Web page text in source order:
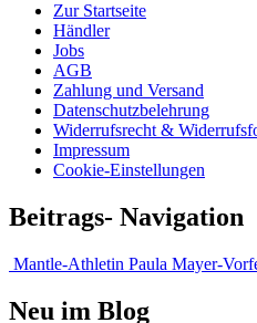
Zur Startseite
Händler
Jobs
AGB
Zahlung und Versand
Datenschutzbelehrung
Widerrufsrecht &
Impressum
Cookie-Einstellungen
Beitrags- Navigation
Mantle-Athletin Paula Mayer-
Neu im Blog